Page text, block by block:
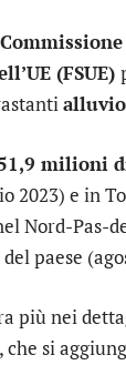
(FSUE)
milioni
2023) e in
Nord-Pas-
paese
più nei
, che si